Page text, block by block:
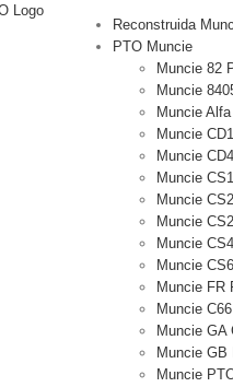
Reconstruida
PTO Muncie
Muncie 82
Muncie
Muncie
Muncie
Muncie
Muncie
Muncie
Muncie
Muncie
Muncie
Muncie FR
Muncie
Muncie GA
Muncie GB
Muncie